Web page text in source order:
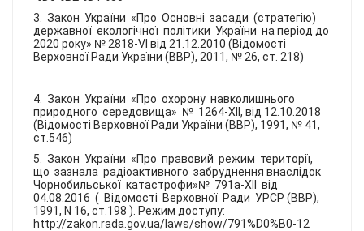
3. Закон України «Про Основні засади (стратегію)
державної екологічної політики України на період до
2020 року» № 2818-VI від 21.12.2010 (Відомості
Верховної Ради України (ВВР), 2011, № 26, ст. 218)
4. Закон України «Про охорону навколишнього
природного середовища» № 1264-XII, від 12.10.2018
(Відомості Верховної Ради України (ВВР), 1991, № 41,
ст.546)
5. Закон України «Про правовий режим території,
що зазнала радіоактивного забруднення внаслідок
Чорнобильської катастрофи»№ 791а-XII від
04.08.2016 ( Відомості Верховної Ради УРСР (ВВР),
1991, N 16, ст.198 ). Режим доступу:
http://zakon.rada.gov.ua/laws/show/791%D0%B0-12